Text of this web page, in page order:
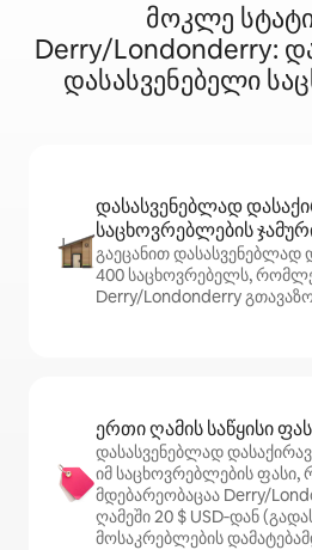
მოკლე
Derry/Londonderry:
დასასვენებელი
დასასვენებლად
საცხოვრებლების
გაეცანით დასასვენებლად
400 საცხოვრებელს,
Derry/Londonderry
ერთი ღამის საწყისი
დასასვენებლად
იმ საცხოვრებლების
მდებარეობაცაა Derry/
ღამეში 20 $ USD‑დან
მოსაკრებლების